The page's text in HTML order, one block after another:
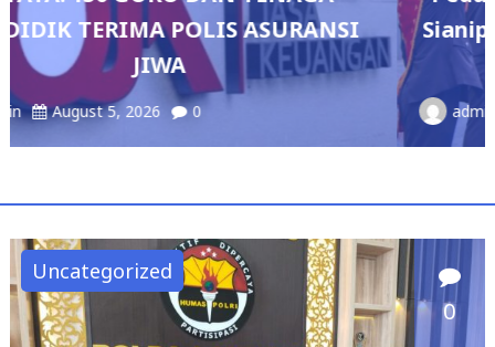
Sianipar, Babak Baru Kepemimpinan di
Polresta Bandar Lampung
admin August 4, 2026
Uncategorized
0